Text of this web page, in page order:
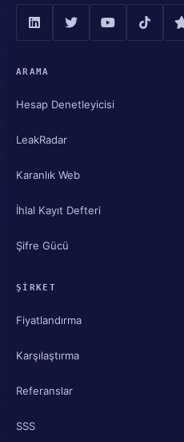
ARAMA
Hesap Denetleyicisi
LeakRadar
Karanlık Web
İhlal Kayıt Defteri
Şifre Gücü
ŞIRKET
Fiyatlandırma
Karşılaştırma
Referanslar
SSS